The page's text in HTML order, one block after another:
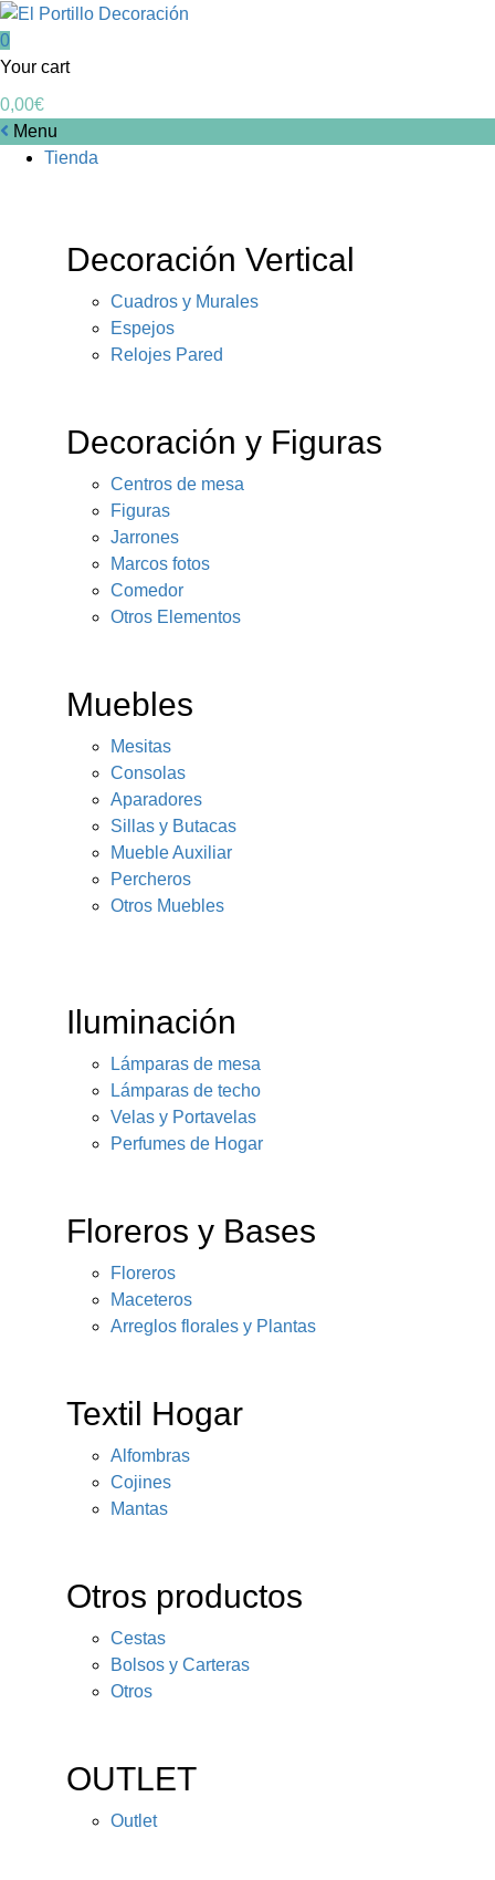
0
Your cart
0,00€
Menu
Tienda
Decoración Vertical
Cuadros y Murales
Espejos
Relojes Pared
Decoración y Figuras
Centros de mesa
Figuras
Jarrones
Marcos fotos
Comedor
Otros Elementos
Muebles
Mesitas
Consolas
Aparadores
Sillas y Butacas
Mueble Auxiliar
Percheros
Otros Muebles
Iluminación
Lámparas de mesa
Lámparas de techo
Velas y Portavelas
Perfumes de Hogar
Floreros y Bases
Floreros
Maceteros
Arreglos florales y Plantas
Textil Hogar
Alfombras
Cojines
Mantas
Otros productos
Cestas
Bolsos y Carteras
Otros
OUTLET
Outlet